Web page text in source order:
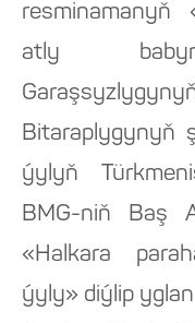
resminamanyň
atly
Bitaraplygynyň
ýylyň
BMG-niň Baş
«Halkara
ýyly» diýlip